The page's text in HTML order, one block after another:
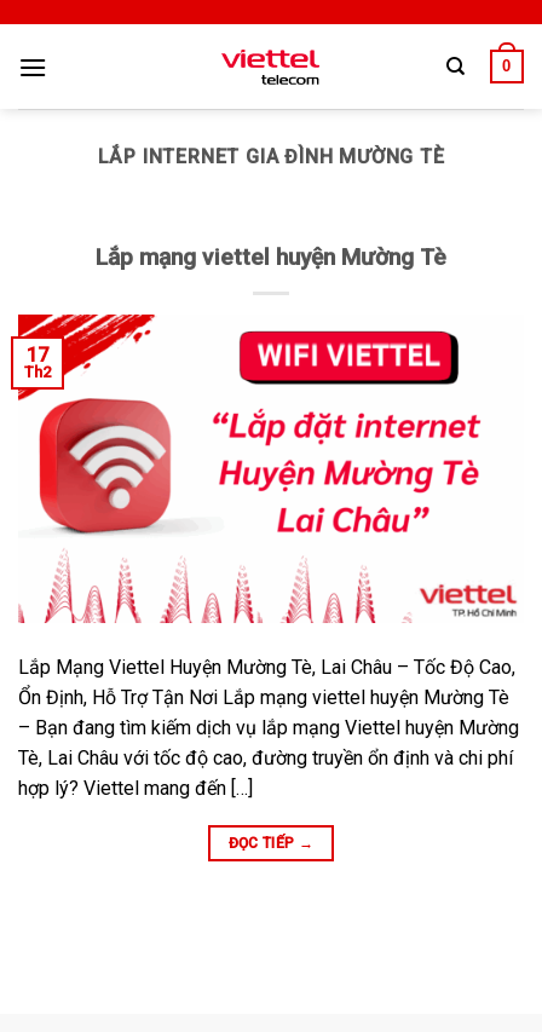
0
LẮP INTERNET GIA ĐÌNH MƯỜNG TÈ
Lắp mạng viettel huyện Mường Tè
17
Th2
Lắp Mạng Viettel Huyện Mường Tè, Lai Châu – Tốc Độ Cao,
Ổn Định, Hỗ Trợ Tận Nơi Lắp mạng viettel huyện Mường Tè
– Bạn đang tìm kiếm dịch vụ lắp mạng Viettel huyện Mường
Tè, Lai Châu với tốc độ cao, đường truyền ổn định và chi phí
hợp lý? Viettel mang đến […]
ĐỌC TIẾP →